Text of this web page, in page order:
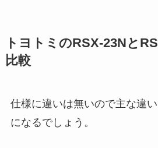
トヨトミのRSX-23Nと
比較
仕様に違いは無いので主な違
になるでしょう。